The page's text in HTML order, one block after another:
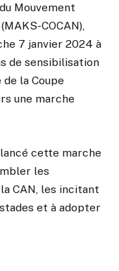
Mouvement
COCAN),
7 janvier 2024 à
de sensibilisation
la Coupe
une marche
lancé cette marche
les
CAN, les incitant
et à adopter